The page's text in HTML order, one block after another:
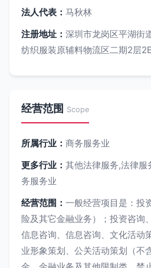
法人代表： 马秋林
注册地址： 深圳市龙岗区平湖街
纺织服装原辅料物流区二期2层
经营范围 Scope
所属行业： 商务服务业
更多行业： 其他法律服务,法律
务服务业
经营范围： 一般经营项目是：投
险及其它金融业务）；投资咨询
信息咨询、信息咨询、文化活动
业形象策划、公关活动策划（不